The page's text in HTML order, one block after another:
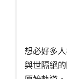
想必好多
與世隔絕